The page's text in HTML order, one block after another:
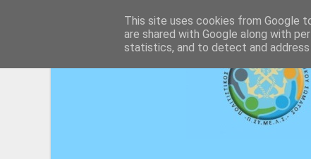
This site uses cookies from Google
are shared with Google along with
statistics, and to detect and address